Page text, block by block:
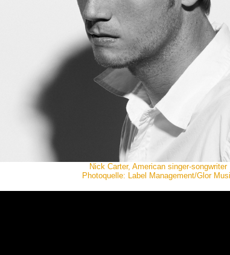
Nick Carter, American singer-songwriter
Photoquelle: Label Management/Glor